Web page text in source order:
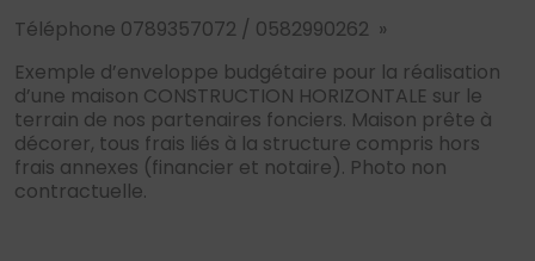
Téléphone 0789357072 / 0582990262 »
Exemple d’enveloppe budgétaire pour la réalisation
d’une maison CONSTRUCTION HORIZONTALE sur le
terrain de nos partenaires fonciers. Maison prête à
décorer, tous frais liés à la structure compris hors
frais annexes (financier et notaire). Photo non
contractuelle.